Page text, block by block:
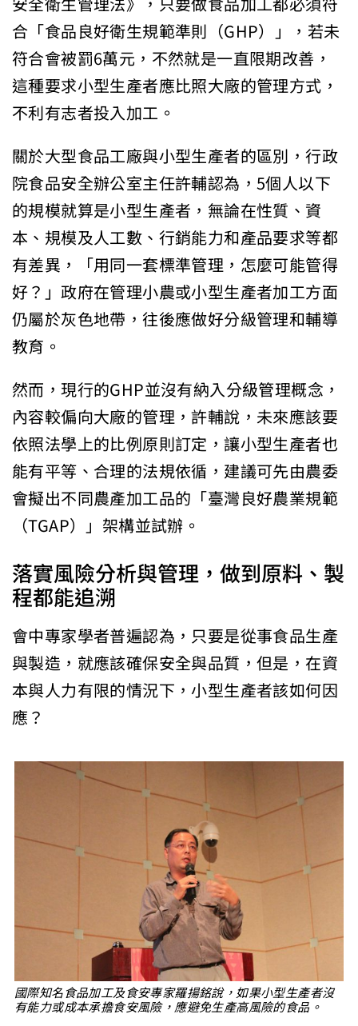
合「食品良好衛生規範準則（GHP）」，若未
符合會被罰6萬元，不然就是一直限期改善，
這種要求小型生產者應比照大廠的管理方式，
不利有志者投入加工。
關於大型食品工廠與小型生產者的區別，行政
院食品安全辦公室主任許輔認為，5個人以下
的規模就算是小型生產者，無論在性質、資
本、規模及人工數、行銷能力和產品要求等都
有差異，「用同一套標準管理，怎麼可能管得
好？」政府在管理小農或小型生產者加工方面
仍屬於灰色地帶，往後應做好分級管理和輔導
教育。
然而，現行的GHP並沒有納入分級管理概念，
內容較偏向大廠的管理，許輔說，未來應該要
依照法學上的比例原則訂定，讓小型生產者也
能有平等、合理的法規依循，建議可先由農委
會擬出不同農產加工品的「臺灣良好農業規範
（TGAP）」架構並試辦。
落實風險分析與管理，做到原料、製
程都能追溯
會中專家學者普遍認為，只要是從事食品生產
與製造，就應該確保安全與品質，但是，在資
本與人力有限的情況下，小型生產者該如何因
應？
國際知名食品加工及食安專家羅揚銘說，如果小型生產者沒
有能力或成本承擔食安風險，應避免生產高風險的食品。